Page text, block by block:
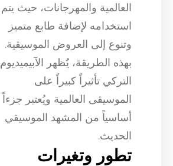
العالمية والمهرجانات، حيث يتم
استخدامه لإضافة طابع متميز
وتنوع إلى العروض الموسيقية.
بهذه الطريقة، يُظهر الآبيميديوم
التركي تأثيراً كبيراً على
الموسيقى العالمية ويُعتبر جزءاً
أساسياً من المشهد الموسيقي
الحديث.
تطور وتغيرات